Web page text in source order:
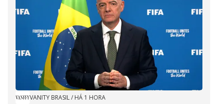
VANITY BRASIL/ HÁ 1 HORA